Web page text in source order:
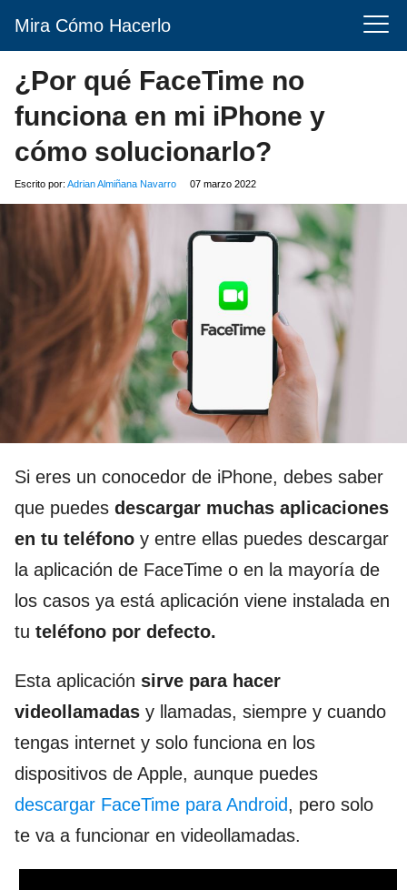
Mira Cómo Hacerlo
¿Por qué FaceTime no
funciona en mi iPhone y
cómo solucionarlo?
Escrito por: Adrian Almiñana Navarro 07 marzo 2022
Si eres un conocedor de iPhone, debes saber
que puedes descargar muchas aplicaciones
en tu teléfono y entre ellas puedes descargar
la aplicación de FaceTime o en la mayoría de
los casos ya está aplicación viene instalada en
tu teléfono por defecto.
Esta aplicación sirve para hacer
videollamadas y llamadas, siempre y cuando
tengas internet y solo funciona en los
dispositivos de Apple, aunque puedes
descargar FaceTime para Android, pero solo
te va a funcionar en videollamadas.